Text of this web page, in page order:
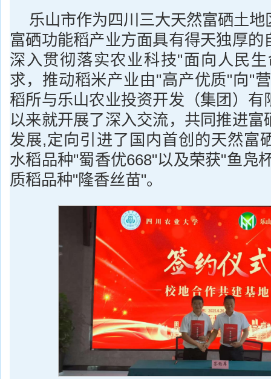
乐山市作为四川三大天然富硒土
富硒功能稻产业方面具有得天独厚的
深入贯彻落实农业科技"面向人民
求，推动稻米产业由"高产优质"向"
稻所与乐山农业投资开发（集团）有
以来就开展了深入交流，共同推进富
发展,定向引进了国内首创的天然富
水稻品种"蜀香优668"以及荣获"鱼凫
质稻品种"隆香丝苗"。